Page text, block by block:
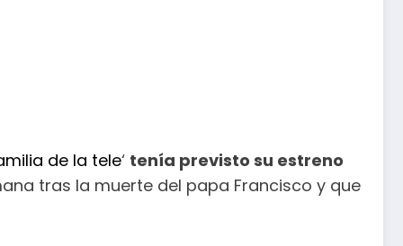
de la tele‘ tenía previsto su estreno
tras la muerte del papa Francisco y que